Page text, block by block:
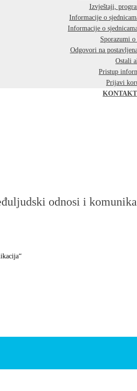
Izvještaji,
Informacije o
Informacije o
Sporazumi
Odgovori na
Ostali
Pristup
Prijavi
KONTAKT
odnosi i